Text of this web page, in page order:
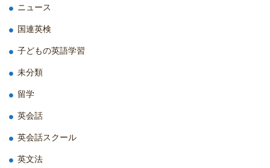
ニュース
国連英検
子どもの英語学習
未分類
留学
英会話
英会話スクール
英文法